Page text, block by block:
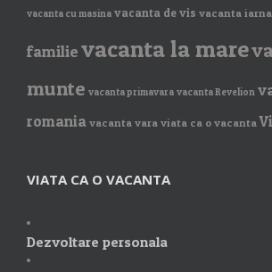
vacanta cu masina vacanta de vis vacanta iarna
familievacanta la mare
munte vacanta primavara vacanta Revelion
romania vacanta vara viata ca o vacanta
VIATA CA O VACANTA
Dezvoltare personala